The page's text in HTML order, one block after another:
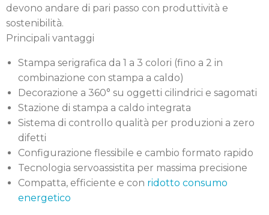
devono andare di pari passo con produttività e
sostenibilità.
Principali vantaggi
Stampa serigrafica da 1 a 3 colori (fino a 2 in
combinazione con stampa a caldo)
Decorazione a 360° su oggetti cilindrici e sagomati
Stazione di stampa a caldo integrata
Sistema di controllo qualità per produzioni a zero
difetti
Configurazione flessibile e cambio formato rapido
Tecnologia servoassistita per massima precisione
Compatta, efficiente e con ridotto consumo
energetico